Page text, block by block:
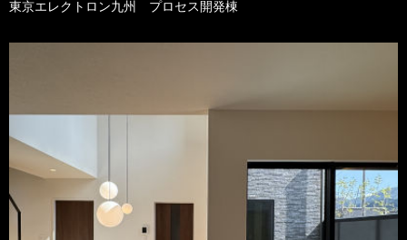
東京エレクトロン九州 プロセス開発棟